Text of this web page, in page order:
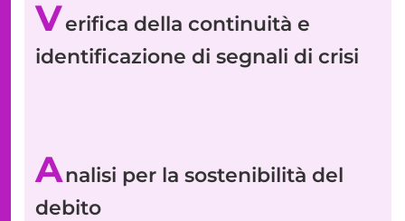
Verifica della continuità e
identificazione di segnali di crisi
Analisi per la sostenibilità del
debito